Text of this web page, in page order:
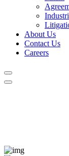
About Us
Contact Us
Careers